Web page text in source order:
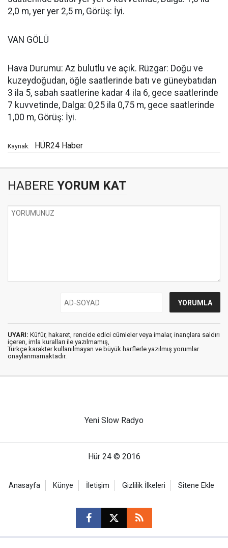
2,0 m, yer yer 2,5 m, Görüş: İyi.
VAN GÖLÜ
Hava Durumu: Az bulutlu ve açık. Rüzgar: Doğu ve
kuzeydoğudan, öğle saatlerinde batı ve güneybatıdan
3 ila 5, sabah saatlerine kadar 4 ila 6, gece saatlerinde
7 kuvvetinde, Dalga: 0,25 ila 0,75 m, gece saatlerinde
1,00 m, Görüş: İyi.
Kaynak: HÜR24 Haber
HABERE YORUM KAT
UYARI: Küfür, hakaret, rencide edici cümleler veya imalar, inançlara saldırı
içeren, imla kuralları ile yazılmamış,
Türkçe karakter kullanılmayan ve büyük harflerle yazılmış yorumlar
onaylanmamaktadır.
Yeni Slow Radyo
Hür 24 © 2016
Anasayfa Künye İletişim Gizlilik İlkeleri Sitene Ekle